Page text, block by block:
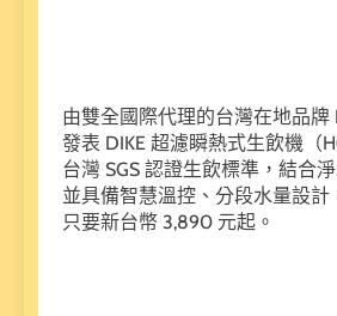
由雙全國際代理的台灣在地品牌
發表 DIKE 超濾瞬熱式生飲機（
台灣 SGS 認證生飲標準，結合
並具備智慧溫控、分段水量設計
只要新台幣 3,890 元起。